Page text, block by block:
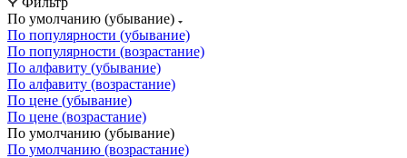
По умолчанию (убывание)
По популярности (убывание)
По популярности (возрастание)
По алфавиту (убывание)
По алфавиту (возрастание)
По цене (убывание)
По цене (возрастание)
По умолчанию (убывание)
По умолчанию (возрастание)